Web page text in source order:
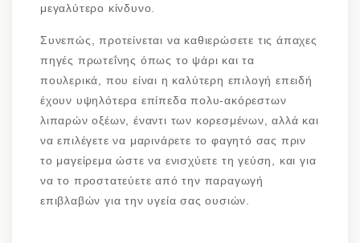
μεγαλύτερο κίνδυνο.
Συνεπώς, προτείνεται να καθιερώσετε τις άπαχες
πηγές πρωτεΐνης όπως το ψάρι και τα
πουλερικά, που είναι η καλύτερη επιλογή επειδή
έχουν υψηλότερα επίπεδα πολυ-ακόρεστων
λιπαρών οξέων, έναντι των κορεσμένων, αλλά και
να επιλέγετε να μαρινάρετε το φαγητό σας πριν
το μαγείρεμα ώστε να ενισχύετε τη γεύση, και για
να το προστατεύετε από την παραγωγή
επιβλαβών για την υγεία σας ουσιών.